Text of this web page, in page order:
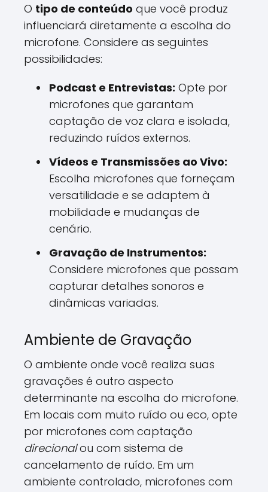
O tipo de conteúdo que você produz
influenciará diretamente a escolha do
microfone. Considere as seguintes
possibilidades:
Podcast e Entrevistas: Opte por
microfones que garantam
captação de voz clara e isolada,
reduzindo ruídos externos.
Vídeos e Transmissões ao Vivo:
Escolha microfones que forneçam
versatilidade e se adaptem à
mobilidade e mudanças de
cenário.
Gravação de Instrumentos:
Considere microfones que possam
capturar detalhes sonoros e
dinâmicas variadas.
Ambiente de Gravação
O ambiente onde você realiza suas
gravações é outro aspecto
determinante na escolha do microfone.
Em locais com muito ruído ou eco, opte
por microfones com captação
direcionalou com sistema de
cancelamento de ruído. Em um
ambiente controlado, microfones com